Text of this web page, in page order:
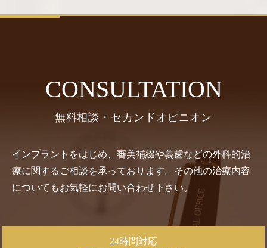
CONSULTATION
無料相談・セカンドオピニオン
インプラントをはじめ、審美補綴や義歯などの外科的治
療に関するご相談を承っております。その他の治療内容
についてもお気軽にお問い合わせ下さい。
24時間対応